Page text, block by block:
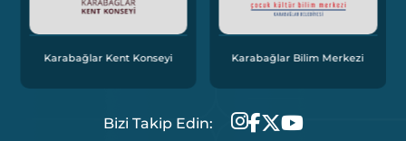
Karabağlar Kent Konseyi Karabağlar Bilim Merkezi
Bizi Takip Edin: